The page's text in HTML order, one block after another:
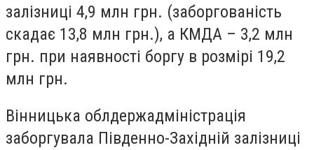
залізниці 4,9 млн грн. (заборгованість
скадає 13,8 млн грн.), а КМДА – 3,2 млн
грн. при наявності боргу в розмірі 19,2
млн грн.
Вінницька облдержадміністрація
заборгувала Південно-Західній залізниці